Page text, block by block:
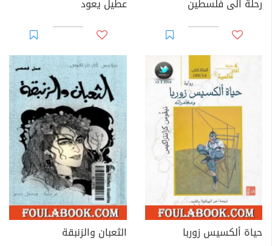
رحلة الى فلسطين عطيل يعود
حياة ألكسيس زوربا الثعبان والزنبقة